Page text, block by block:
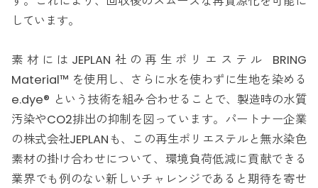
しています。
素材にはJEPLAN社の再生ポリエステル BRING
Material™ を使用し、さらに水を使わずに生地を染める
e.dye® という技術を組み合わせることで、製造時の水質
汚染やCO2排出の抑制を図っています。パートナー企業
の株式会社JEPLANも、この再生ポリエステルと無水染色
素材の掛け合わせについて、環境負荷低減に貢献できる
業界でも例のない新しいチャレンジであると期待を寄せ